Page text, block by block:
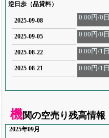
逆日歩（品貸料）
2025-09-08 0.00円/0日
2025-09-05 0.00円/0日
2025-08-22 0.00円/1日
2025-08-21 0.00円/1日
機関の空売り残高情報
2025年09月